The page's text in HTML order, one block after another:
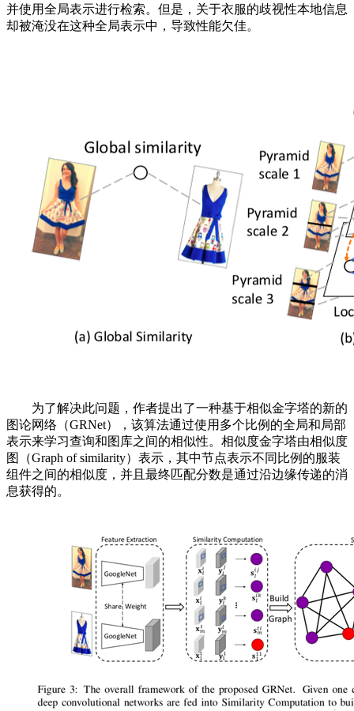
并使用全局表示进行检索。但是，关于衣服的歧视性本地信息
却被淹没在这种全局表示中，导致性能欠佳。
为了解决此问题，作者提出了一种基于相似金字塔的新的
图论网络（GRNet），该算法通过使用多个比例的全局和局部
表示来学习查询和图库之间的相似性。相似度金字塔由相似度
图（Graph of similarity）表示，其中节点表示不同比例的服装
组件之间的相似度，并且最终匹配分数是通过沿边缘传递的消
息获得的。